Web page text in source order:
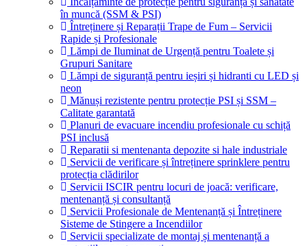
în muncă (SSM & PSI)
Întreținere și Reparații Trape de Fum – Servicii
Rapide și Profesionale
Lămpi de Iluminat de Urgență pentru Toalete și
Grupuri Sanitare
Lămpi de siguranță pentru ieșiri și hidranti cu LED și
neon
Mănuși rezistente pentru protecție PSI și SSM –
Calitate garantată
Planuri de evacuare incendiu profesionale cu schiță
PSI inclusă
Reparatii si mentenanta depozite si hale industriale
Servicii de verificare și întreținere sprinklere pentru
protecția clădirilor
Servicii ISCIR pentru locuri de joacă: verificare,
mentenanță și consultanță
Servicii Profesionale de Mentenanță și Întreținere
Sisteme de Stingere a Incendiilor
Servicii specializate de montaj și mentenanță a